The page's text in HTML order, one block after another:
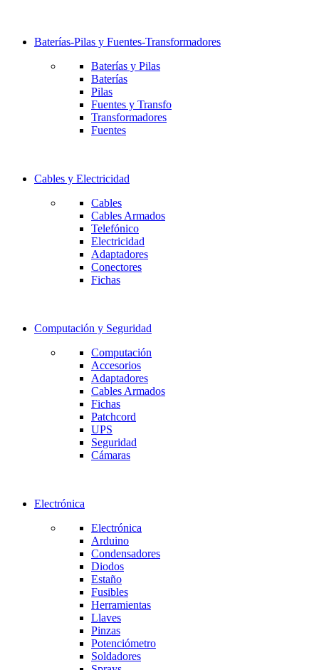
Baterías-Pilas y Fuentes-Transformadores
Baterías y Pilas
Baterías
Pilas
Fuentes y Transfo
Transformadores
Fuentes
Cables y Electricidad
Cables
Cables Armados
Telefónico
Electricidad
Adaptadores
Conectores
Fichas
Computación y Seguridad
Computación
Accesorios
Adaptadores
Cables Armados
Fichas
Patchcord
UPS
Seguridad
Cámaras
Electrónica
Electrónica
Arduino
Condensadores
Diodos
Estaño
Fusibles
Herramientas
Llaves
Pinzas
Potenciómetro
Soldadores